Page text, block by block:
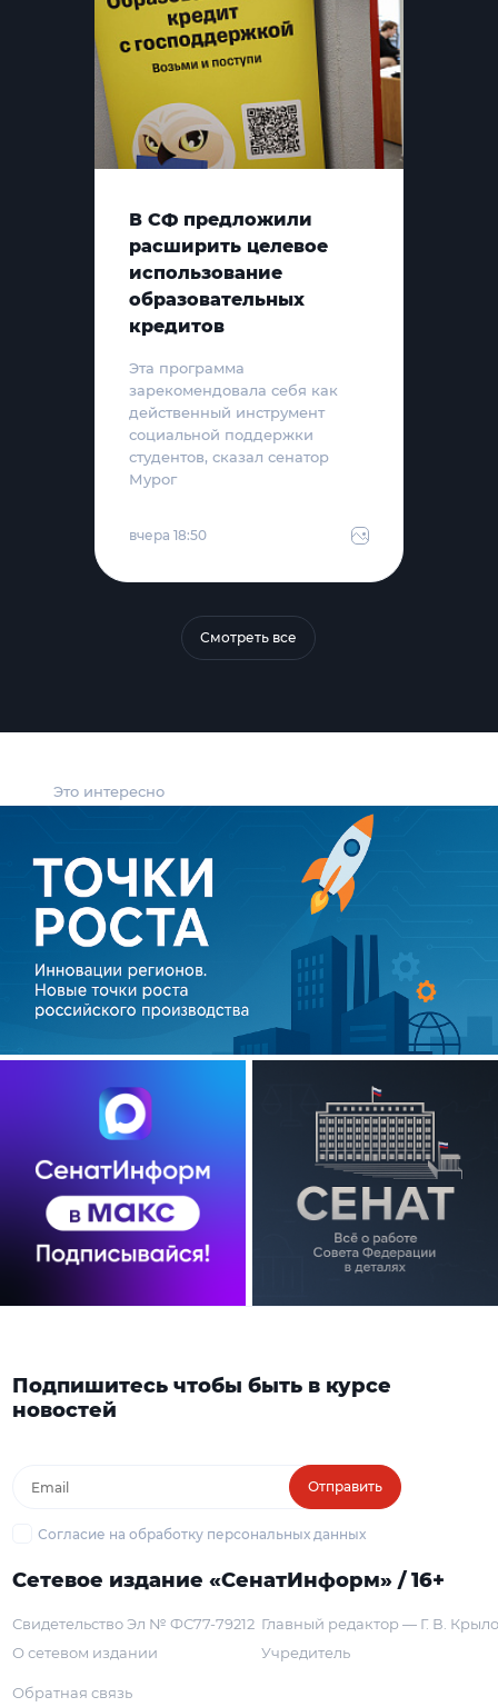
Это интересно
В СФ предложили
расширить целевое
использование
образовательных
кредитов
Эта программа
зарекомендовала себя как
действенный инструмент
социальной поддержки
студентов, сказал сенатор
Мурог
вчера 18:50
Смотреть все
Подпишитесь чтобы быть в курсе
новостей
Отправить
Согласие на обработку персональных данных
Сетевое издание «СенатИнформ» / 16+
Свидетельство Эл № ФС77-79212
О сетевом издании
Главный редактор — Г. В.
Учредитель
Обратная связь